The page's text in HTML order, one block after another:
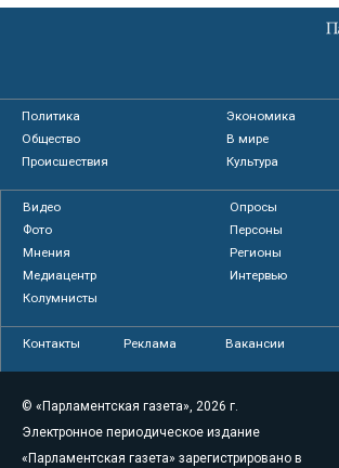
Политика
Экономика
Общество
В мире
Происшествия
Культура
Видео
Опросы
Фото
Персоны
Мнения
Регионы
Медиацентр
Интервью
Колумнисты
Контакты Реклама Вакансии
© «Парламентская газета», 2026 г.
Электронное периодическое издание
«Парламентская газета» зарегистрировано в